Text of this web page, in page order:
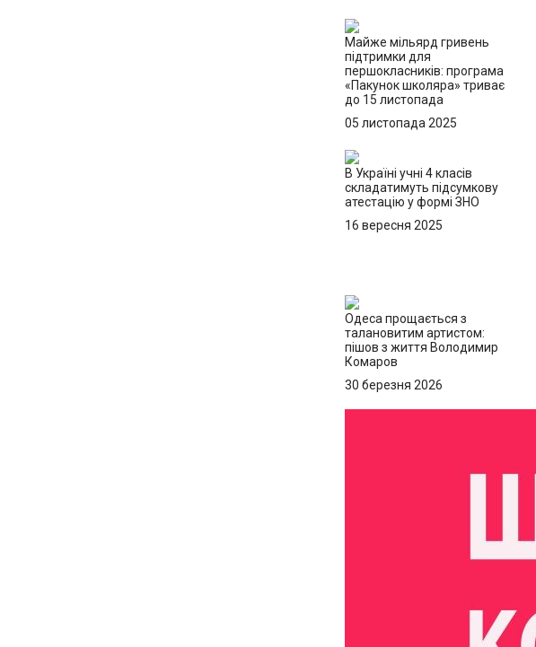
Майже мільярд гривень
підтримки для
першокласників: програма
«Пакунок школяра» триває
до 15 листопада
05 листопада 2025
В Україні учні 4 класів
складатимуть підсумкову
атестацію у формі ЗНО
16 вересня 2025
Одеса прощається з
талановитим артистом:
пішов з життя Володимир
Комаров
30 березня 2026